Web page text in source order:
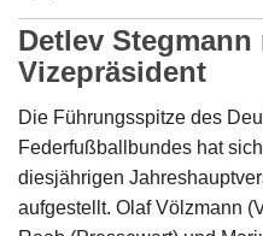
Detlev Stegmann
Vizepräsident
Die Führungsspitze des
Federfußballbundes hat
diesjährigen
aufgestellt. Olaf Völzmann